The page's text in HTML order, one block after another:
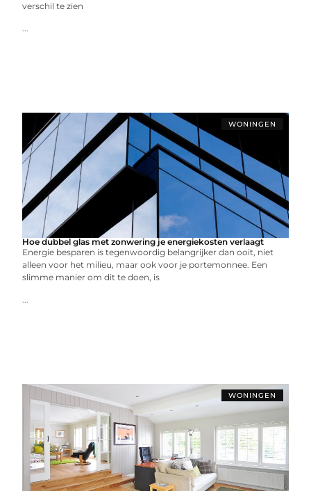
verschil te zien
...
WONINGEN
Hoe dubbel glas met zonwering je energiekosten verlaagt
Energie besparen is tegenwoordig belangrijker dan ooit, niet
alleen voor het milieu, maar ook voor je portemonnee. Een
slimme manier om dit te doen, is
...
WONINGEN